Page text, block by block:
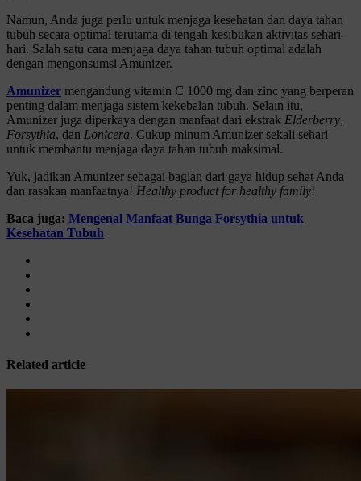
Namun, Anda juga perlu untuk menjaga kesehatan dan daya tahan
tubuh secara optimal terutama di tengah kesibukan aktivitas sehari-
hari. Salah satu cara menjaga daya tahan tubuh optimal adalah
dengan mengonsumsi Amunizer.
Amunizer mengandung vitamin C 1000 mg dan zinc yang berperan
penting dalam menjaga sistem kekebalan tubuh. Selain itu,
Amunizer juga diperkaya dengan manfaat dari ekstrak Elderberry,
Forsythia, dan Lonicera. Cukup minum Amunizer sekali sehari
untuk membantu menjaga daya tahan tubuh maksimal.
Yuk, jadikan Amunizer sebagai bagian dari gaya hidup sehat Anda
dan rasakan manfaatnya! Healthy product for healthy family!
Baca juga: Mengenal Manfaat Bunga Forsythia untuk
Kesehatan Tubuh
Related article